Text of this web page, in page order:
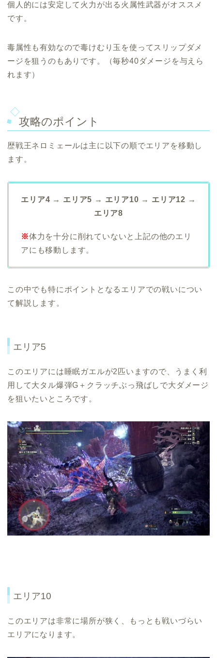
個人的には安定して火力が出る火属性武器がオススメ
です。
毒属性も有効なので毒けむり玉を使ってスリップダメ
ージを狙うのもありです。（毎秒40ダメージを与えら
れます）
攻略のポイント
歴戦王ネロミェールは主に以下の順でエリアを移動し
ます。
エリア4 → エリア5 → エリア10 → エリア12 →
エリア8
※体力を十分に削れていないと上記の他のエリ
アにも移動します。
この中でも特にポイントとなるエリアでの戦いについ
て解説します。
エリア5
このエリアには睡眠ガエルが2匹いますので、うまく利
用して大タル爆弾G＋クラッチぶっ飛ばしで大ダメージ
を狙いたいところです。
エリア10
このエリアは非常に場所が狭く、もっとも戦いづらい
エリアになります。